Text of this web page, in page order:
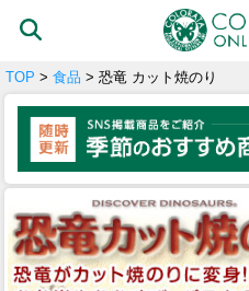
TOP > 食品 > 恐竜 カット焼のり